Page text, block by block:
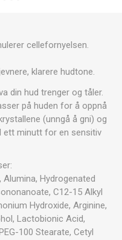
cellefornyelsen.
klarere hudtone.
din hud trenger og tåler.
på huden for å oppnå
(unngå å gni) og
ett minutt for en sensitiv
Hydrogenated
C12-15 Alkyl
Hydroxide, Arginine,
Lactobionic Acid,
100 Stearate, Cetyl